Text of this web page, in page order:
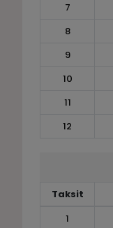
7
8
9
10
11
12
Taksit
1